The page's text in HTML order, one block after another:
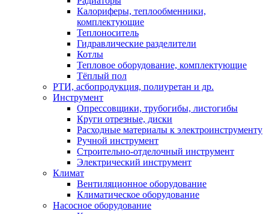
Калориферы, теплообменники,
комплектующие
Теплоноситель
Гидравлические разделители
Котлы
Тепловое оборудование, комплектующие
Тёплый пол
РТИ, асбопродукция, полиуретан и др.
Инструмент
Опрессовщики, трубогибы, листогибы
Круги отрезные, диски
Расходные материалы к электроинструменту
Ручной инструмент
Строительно-отделочный инструмент
Электрический инструмент
Климат
Вентиляционное оборудование
Климатическое оборудование
Насосное оборудование